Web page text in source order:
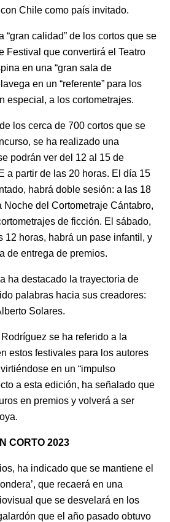
Chile como país invitado.
“gran calidad” de los cortos que se
Festival que convertirá el Teatro
en una “gran sala de
en un “referente” para los
especial, a los cortometrajes.
los cerca de 700 cortos que se
se ha realizado una
podrán ver del 12 al 15 de
a partir de las 20 horas. El día 15
habrá doble sesión: a las 18
Noche del Cortometraje Cántabro,
de ficción. El sábado,
12 horas, habrá un pase infantil, y
de entrega de premios.
ha destacado la trayectoria de
palabras hacia sus creadores:
Solares.
se ha referido a la
estos festivales para los autores
en un “impulso
a esta edición, ha señalado que
en premios y volverá a ser
CORTO 2023
ha indicado que se mantiene el
que recaerá en una
que se desvelará en los
que el año pasado obtuvo